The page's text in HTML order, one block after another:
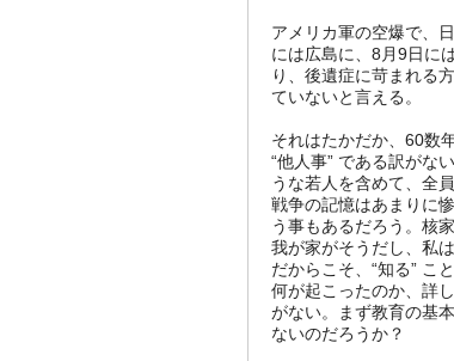
アメリカ軍の空爆で、
には広島に、8月9日に
り、後遺症に苛まれる
ていないと言える。
それはたかだか、60数
“他人事” である訳がな
うな若人を含めて、全
戦争の記憶はあまりに
う事もあるだろう。核
我が家がそうだし、私
だからこそ、“知る” こ
何が起こったのか、詳
がない。まず教育の基
ないのだろうか？